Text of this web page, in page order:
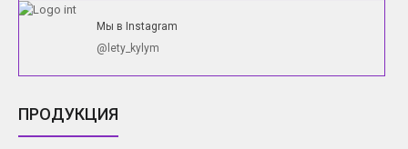
Мы в Instagram
@lety_kylym
ПРОДУКЦИЯ